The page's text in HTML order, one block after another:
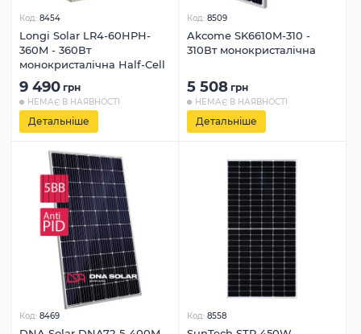
Код: 8454
Longi Solar LR4-60HPH-
360M - 360Вт
монокристалічна Half-Cell
9 490 грн
НЕМАЄ В НАЯВНОСТІ
Детальніше
Код: 8509
Akcome SK6610M-310 -
310Вт монокристалічна
5 508 грн
НЕМАЄ В НАЯВНОСТІ
Детальніше
Код: 8469 Код: 8558